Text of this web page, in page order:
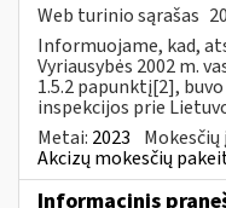
Web turinio sąrašas
Informuojame, kad,
Vyriausybės 2002 m.
1.5.2 papunktį[2],
inspekcijos prie
Metai: 2023
Akcizų mokesčių
Informacinis